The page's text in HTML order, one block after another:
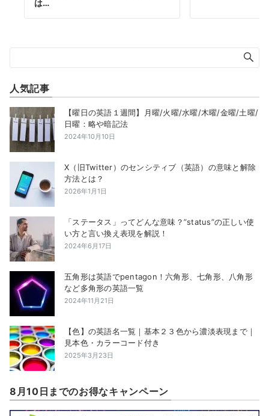
は…
人気記事
【曜日の英語１週間】月曜/火曜/水曜/木曜/金曜/土曜/
日曜：略や暗記法
2024年10月10日
X（旧Twitter）のセンシティブ（英語）の意味と解除
方法とは？
2026年1月1日
「ステータス」ってどんな意味？”status”の正しい使
い方と言い換え表現を解説！
2024年6月17日
五角形は英語でpentagon！六角形、七角形、八角形
など多角形の英語一覧
2024年11月21日
【色】の英語名一覧｜基本２３色から濃淡表現まで｜
見本色・カラーコード付き
2025年3月23日
8月10日までのお得なキャンペーン